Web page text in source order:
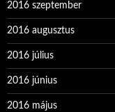
2016 szeptember
2016 augusztus
2016 július
2016 június
2016 május